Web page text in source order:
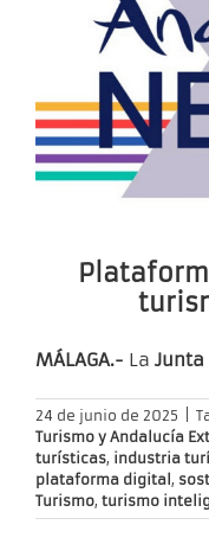
MÁLAGA.- La
24 de junio de 2025
Turismo y Andalucía
turísticas, industria
plataforma digital ,
Turismo, turismo